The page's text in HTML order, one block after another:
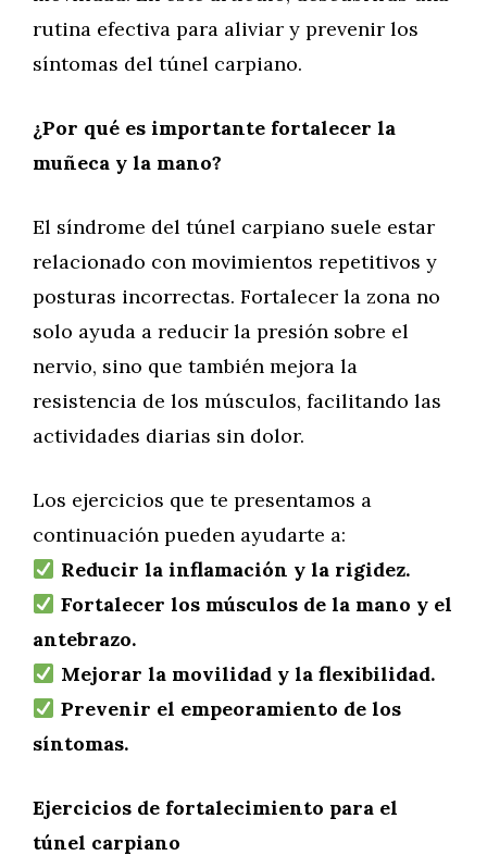
rutina efectiva para aliviar y prevenir los
síntomas del túnel carpiano.
¿Por qué es importante fortalecer la
muñeca y la mano?
El síndrome del túnel carpiano suele estar
relacionado con movimientos repetitivos y
posturas incorrectas. Fortalecer la zona no
solo ayuda a reducir la presión sobre el
nervio, sino que también mejora la
resistencia de los músculos, facilitando las
actividades diarias sin dolor.
Los ejercicios que te presentamos a
continuación pueden ayudarte a:
Reducir la inflamación y la rigidez.
Fortalecer los músculos de la mano y el
antebrazo.
Mejorar la movilidad y la flexibilidad.
Prevenir el empeoramiento de los
síntomas.
Ejercicios de fortalecimiento para el
túnel carpiano